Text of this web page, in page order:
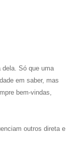
dela. Só que uma
em saber, mas
bem-vindas,
outros direta e